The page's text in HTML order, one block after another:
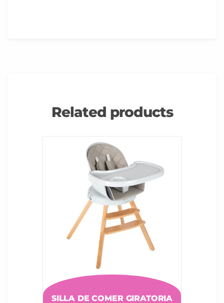
Related products
SILLA DE COMER GIRATORIA